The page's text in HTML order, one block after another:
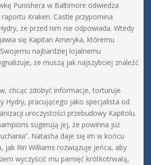
Punishera w Baltimore odwiedza
Kraken. Castle przypomina
że przed nim nie odpowiada. Wtedy
się Kapitan Ameryka, któremu
najbardziej lojalnemu
że muszą jak najszybciej znaleźć
chcąc zdobyć informacje, torturuje
Hydry, pracującego jako specjalista od
uroczystości przebudowy Kapitolu.
sugerują jej, że powinna już
Natasha daje się im w końcu
jak Riri Williams rozwiązuje jeńca, aby
wyczyścić mu pamięć krótkotrwałą,